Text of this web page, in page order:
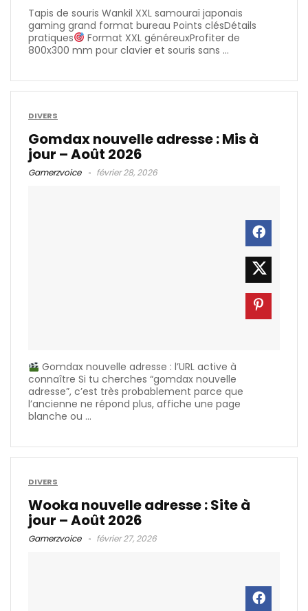
Tapis de souris Wankil XXL samouraï japonais
gaming grand format bureau Points clésDétails
pratiques
Format XXL généreuxProfiter de
800x300 mm pour clavier et souris sans ...
DIVERS
Gomdax nouvelle adresse : Mis à
jour – Août 2026
Gamerzvoice février 28, 2026
Gomdax nouvelle adresse : l’URL active à
connaître Si tu cherches “gomdax nouvelle
adresse”, c’est très probablement parce que
l’ancienne ne répond plus, affiche une page
blanche ou ...
DIVERS
Wooka nouvelle adresse : Site à
jour – Août 2026
Gamerzvoice février 27, 2026